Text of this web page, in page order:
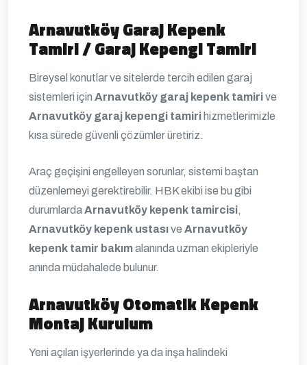
Arnavutköy Garaj Kepenk
Tamiri / Garaj Kepengi Tamiri
Bireysel konutlar ve sitelerde tercih edilen garaj
sistemleri için Arnavutköy garaj kepenk tamirive
Arnavutköy garaj kepengi tamiri hizmetlerimizle
kısa sürede güvenli çözümler üretiriz.
Araç geçişini engelleyen sorunlar, sistemi baştan
düzenlemeyi gerektirebilir. HBK ekibi ise bu gibi
durumlardaArnavutköy kepenk tamircisi,
Arnavutköy kepenk ustasıve Arnavutköy
kepenk tamir bakımalanında uzman ekipleriyle
anında müdahalede bulunur.
Arnavutköy Otomatik Kepenk
Montaj Kurulum
Yeni açılan işyerlerinde ya da inşa halindeki